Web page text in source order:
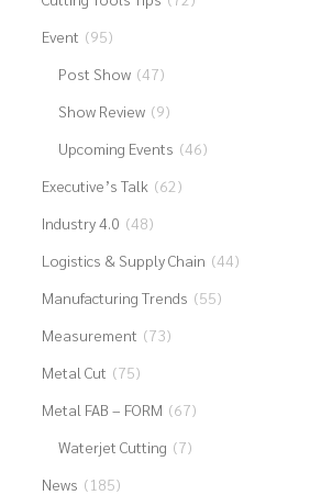
Event (95)
Post Show (47)
Show Review (9)
Upcoming Events (46)
Executive’s Talk (62)
Industry 4.0 (48)
Logistics & Supply Chain (44)
Manufacturing Trends (55)
Measurement (73)
Metal Cut (75)
Metal FAB – FORM (67)
Waterjet Cutting (7)
News (185)